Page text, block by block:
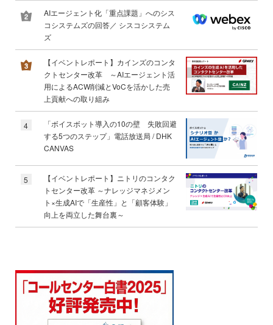
AIエージェント化「重点課題」へのシス
コシステムズの回答／ シスコシステム
ズ
【イベントレポート】カインズのコンタ
クトセンター改革 ～AIエージェント活
用によるACW削減とVoCを活かした売
上貢献への取り組み
4
「ボイスボット導入の10の壁 失敗回避
する5つのステップ」電話放送局 / DHK
CANVAS
5
【イベントレポート】ニトリのコンタク
トセンター改革 ～ナレッジマネジメン
ト×生成AIで「生産性」と「顧客体験」
向上を両立した舞台裏～